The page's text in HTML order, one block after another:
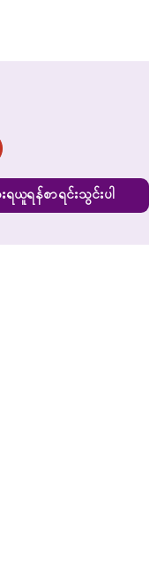
းရယူရန်စာရင်းသွင်းပါ